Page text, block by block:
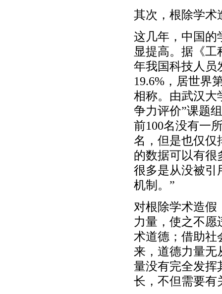
其次，根除学术
这几年，中国的
显提高。据《工
年我国科技人员
19.6%，居世界
相称。由武汉大
争力评价”课题
前100名没有一
名，但是也仅仅
的数据可以有很
很多是从没被引
机制。”
对根除学术造假
力量，使之不
术道德；借助社
来，道德力量无
量没有完全发挥
长，不但需要有